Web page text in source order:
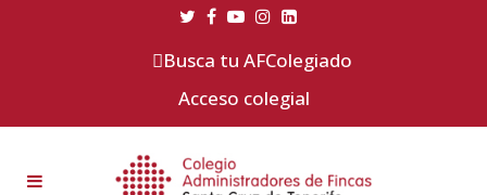
Busca tu AFColegiado
Acceso colegial